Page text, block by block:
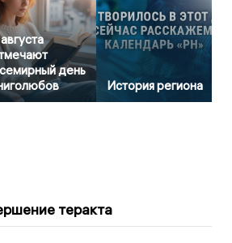
день
История региона
теракта